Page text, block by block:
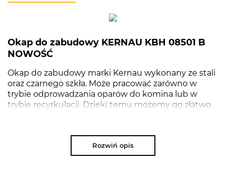
Okap do zabudowy KERNAU KBH 08501 B
NOWOŚĆ
Okap do zabudowy marki Kernau wykonany ze stali
oraz czarnego szkła. Może pracować zarówno w
trybie odprowadzania oparów do komina lub w
trybie recyrkulacji. Dzięki temu możemy go złatwo
oświetla powierzchnię grzewczą płyty dając jasną i
ciepłą barwę światła. Żarówki LED cechują się
bardzo niskim zużyciem energii, które ma
Rozwiń opis